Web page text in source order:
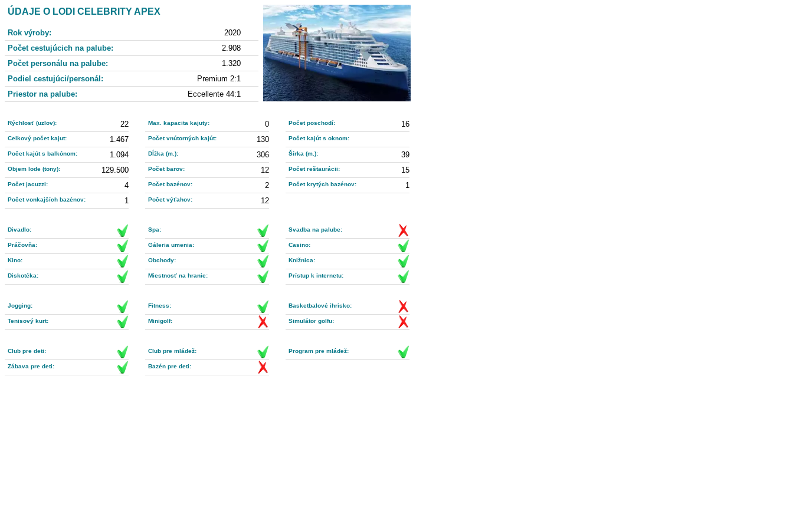
ÚDAJE O LODI CELEBRITY APEX
Rok výroby:
2020
Počet cestujúcich na palube:
2.908
Počet personálu na palube:
1.320
Podiel cestujúci/personál:
Premium 2:1
Priestor na palube:
Eccellente 44:1
Rýchlosť (uzlov): 22 Max. kapacita kajuty: 0 Počet poschodí: 16
Celkový počet kajut: 1.467 Počet vnútorných kajút: 130 Počet kajút s oknom:
Počet kajút s balkónom: 1.094 Dĺžka (m.): 306 Šírka (m.): 39
Objem lode (tony): 129.500 Počet barov: 12 Počet reštaurácii: 15
Počet jacuzzi: 4 Počet bazénov: 2 Počet krytých bazénov: 1
Počet vonkajších bazénov: 1 Počet výťahov: 12
Divadlo: Spa: Svadba na palube:
Práčovňa: Gáleria umenia: Casino:
Kino: Obchody: Knižnica:
Diskotéka: Miestnosť na hranie: Prístup k internetu:
Jogging: Fitness: Basketbalové ihrisko:
Tenisový kurt: Minigolf: Simulátor golfu:
Club pre deti: Club pre mládež: Program pre mládež:
Zábava pre deti: Bazén pre deti: